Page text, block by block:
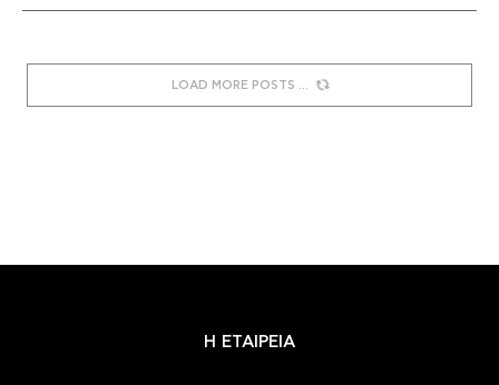
LOAD MORE POSTS
Η ΕΤΑΙΡΕΙΑ